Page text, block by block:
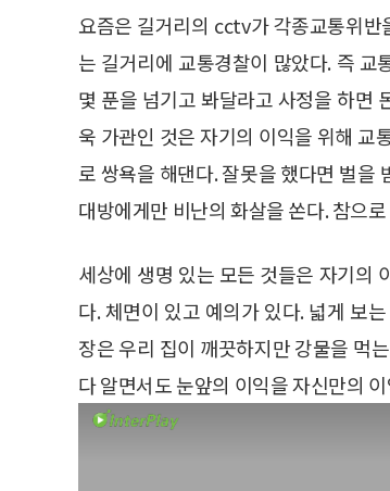
요즘은 길거리의 cctv가 각종교통위
는 길거리에 교통경찰이 많았다. 즉 교
몇 푼을 넘기고 봐달라고 사정을 하면
욱 가관인 것은 자기의 이익을 위해 교
로 쌍욕을 해댄다. 잘못을 했다면 벌을
대방에게만 비난의 화살을 쏜다. 참으
세상에 생명 있는 모든 것들은 자기의
다. 체면이 있고 예의가 있다. 넓게 보
장은 우리 집이 깨끗하지만 강물을 먹
다 알면서도 눈앞의 이익을 자신만의